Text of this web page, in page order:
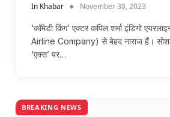
In Khabar November 30, 2023
‘कॉमेडी किंग’ एक्टर कपिल शर्मा इंडिगो
Airline Company) से बेहद नाराज हैं। सोशल
‘एक्स’ पर…
BREAKING NEWS